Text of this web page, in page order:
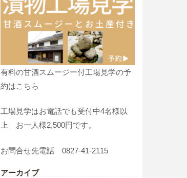
有料の甘酒スムージー付工場見学の予
約はこちら
工場見学はお電話でも受付中4名様以
上 お一人様2,500円です。
お問合せ先電話 0827-41-2115
アーカイブ